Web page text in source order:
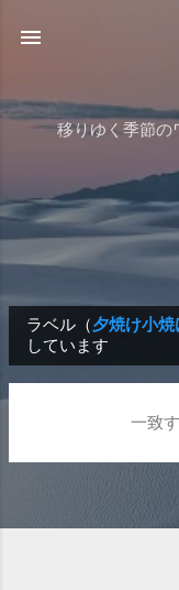
移りゆく季節の
投
稿
ラベル（夕焼け小焼
しています
一致